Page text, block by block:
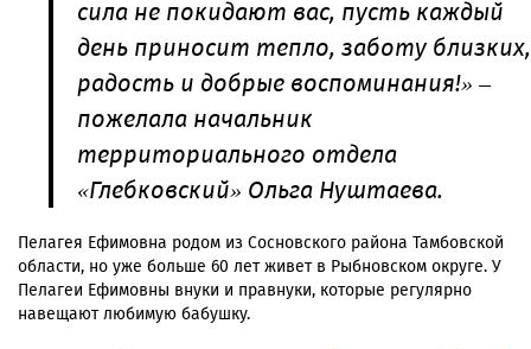
сила не покидают вас, пусть каждый
день приносит тепло, заботу близких,
радость и добрые воспоминания!» –
пожелала начальник
территориального отдела
«Глебковский» Ольга Нуштаева.
Пелагея Ефимовна родом из Сосновского района Тамбовской
области, но уже больше 60 лет живет в Рыбновском округе. У
Пелагеи Ефимовны внуки и правнуки, которые регулярно
навещают любимую бабушку.